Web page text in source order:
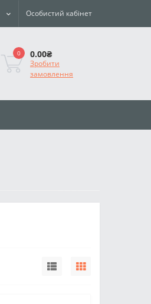
Особистий кабінет
0 0.00₴
Зробити
замовлення